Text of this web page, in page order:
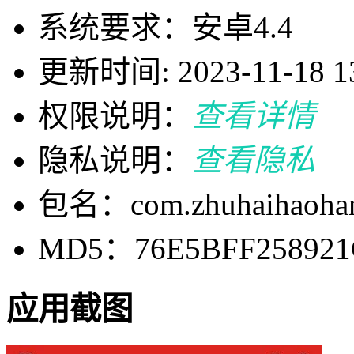
系统要求：安卓4.4
更新时间: 2023-11-18
权限说明：
查看详情
隐私说明：
查看隐私
包名：
MD5：
应用截图